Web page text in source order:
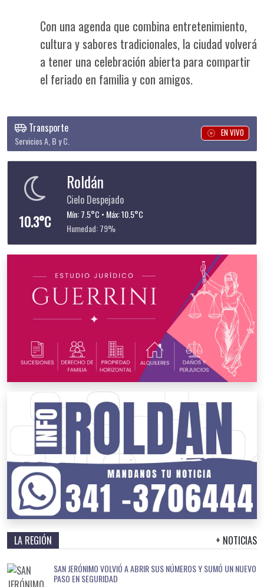
Con una agenda que combina entretenimiento,
cultura y sabores tradicionales, la ciudad volverá
a tener una celebración abierta para compartir
el feriado en familia y con amigos.
Transporte
Servicios A, B y C.
EN VIVO
10.3°C
Roldán
Cielo Despejado
Mín: 7.5°C • Máx: 10.5°C
Humedad: 79%
LA REGIÓN + NOTICIAS
SAN JERÓNIMO VOLVIÓ A ABRIR SUS NÚMEROS Y SUMÓ UN NUEVO
PASO EN SEGURIDAD